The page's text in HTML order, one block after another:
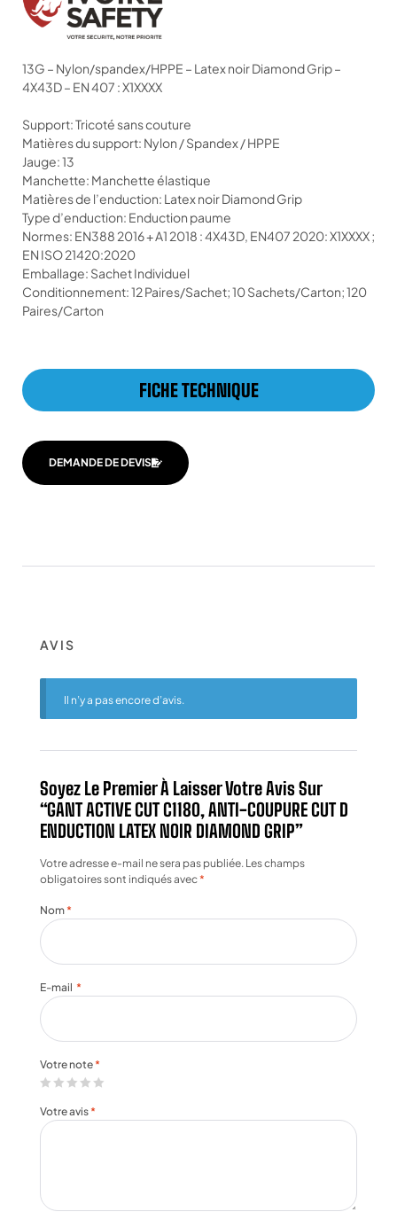
13G – Nylon/spandex/HPPE – Latex noir Diamond Grip –
4X43D – EN 407 : X1XXXX
Support: Tricoté sans couture
Matières du support: Nylon / Spandex / HPPE
Jauge: 13
Manchette: Manchette élastique
Matières de l’enduction: Latex noir Diamond Grip
Type d’enduction: Enduction paume
Normes: EN388 2016 + A1 2018 : 4X43D, EN407 2020: X1XXXX ;
EN ISO 21420:2020
Emballage: Sachet Individuel
Conditionnement: 12 Paires/Sachet; 10 Sachets/Carton; 120
Paires/Carton
FICHE TECHNIQUE
DEMANDE DE DEVIS
AVIS
Il n’y a pas encore d’avis.
Soyez Le Premier À Laisser Votre Avis Sur
“GANT ACTIVE CUT C1180, ANTI-COUPURE CUT D
ENDUCTION LATEX NOIR DIAMOND GRIP”
Votre adresse e-mail ne sera pas publiée. Les champs
obligatoires sont indiqués avec*
Votre note *
Votre avis *
Nom *
E-mail *